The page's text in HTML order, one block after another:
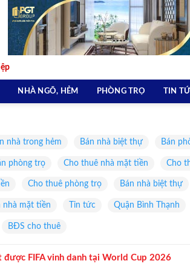
NHÀ NGÕ, HẺM PHÒNG TRỌ TIN
nhà trong hẻm Bán nhà biệt thự Bán
phòng trọ Cho thuê nhà mặt tiền Cho
Cho thuê phòng trọ Bán nhà biệt thự
nhà mặt tiền Tin tức Quận Bình Thạnh
BĐS cho thuê
được FIFA vinh danh tại World Cup 2026